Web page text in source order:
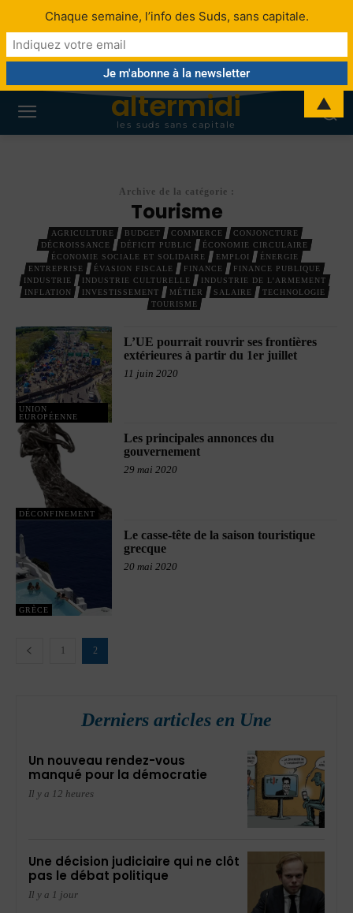
altermidi
les suds sans capitale
Archive de la catégorie :
Tourisme
AGRICULTURE BUDGET COMMERCE
CONJONCTURE
DÉCROISSANCE
DÉFICIT PUBLIC
ÉCONOMIE CIRCULAIRE
ÉCONOMIE SOCIALE ET SOLIDAIRE
EMPLOI
ÉNERGIE
ENTREPRISE
ÉVASION FISCALE FINANCE
FINANCE PUBLIQUE
INDUSTRIE
INDUSTRIE CULTURELLE
INDUSTRIE DE L'ARMEMENT
INFLATION
INVESTISSEMENT MÉTIER SALAIRE
TECHNOLOGIE
TOURISME
UNION
EUROPÉENNE
L’UE pourrait rouvrir ses frontières
extérieures à partir du 1er juillet
11 juin 2020
DÉCONFINEMENT
Les principales annonces du
gouvernement
29 mai 2020
GRÈCE
Le casse-tête de la saison touristique
grecque
20 mai 2020
2
Derniers articles en Une
Un nouveau rendez-vous
manqué pour la démocratie
Il y a 12 heures
Une décision judiciaire qui ne clôt
pas le débat politique
Il y a 1 jour
Chaque semaine, l’info des Suds, sans capitale.
▲